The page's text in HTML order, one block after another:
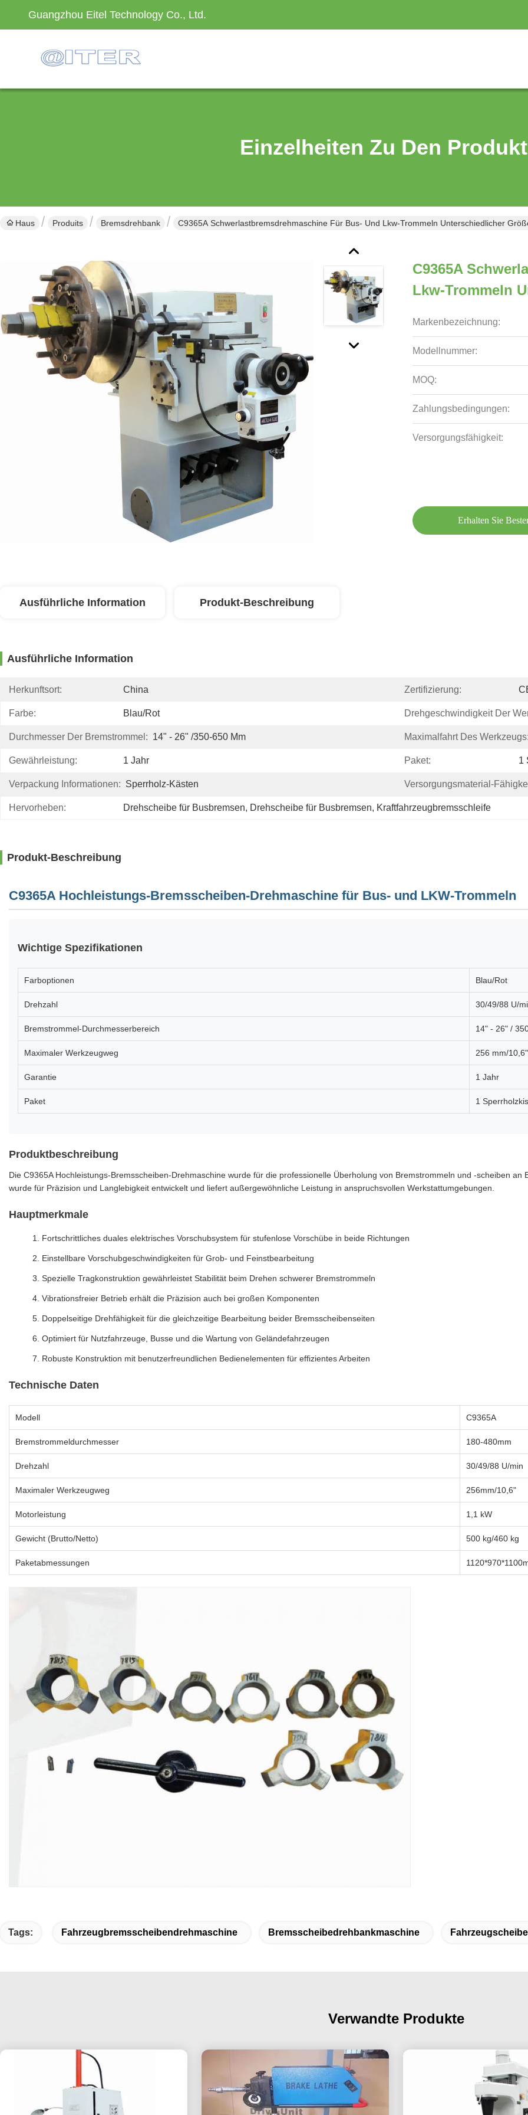
Guangzhou Eitel Technology Co., Ltd.
Einzelheiten Zu Den
Haus Produits Bremsdrehbank C9365A Schwerlastbremsdrehmaschine Für Bus- Und Lkw-Trommeln Unterschiedlicher
C9365A
Lkw-Trommeln
Markenbezeichnung:
Modellnummer:
MOQ:
Zahlungsbedingungen:
Versorgungsfähigkeit:
Erhalten Sie
Ausführliche Information Produkt-Beschreibung
Ausführliche Information
Herkunftsort: China Zertifizierung:
Farbe: Blau/rot Drehgeschwindigkeit Der
Durchmesser Der Bremstrommel: 14" - 26" /350-650 Mm Maximalfahrt Des
Gewährleistung: 1 Jahr Paket: 1
Verpackung Informationen: Sperrholz-Kästen Versorgungsmaterial-
Hervorheben: Drehscheibe für Busbremsen, Drehscheibe für Busbremsen, Kraftfahrzeugbremsschleife
Produkt-Beschreibung
C9365A Hochleistungs-Bremsscheiben-Drehmaschine für Bus- und LKW-Trommeln
Wichtige Spezifikationen
Farboptionen Blau/Rot
Drehzahl 30/49/88 U/
Bremstrommel-Durchmesserbereich 14" - 26" /
Maximaler Werkzeugweg 256 mm/10,6"
Garantie 1 Jahr
Paket 1
Produktbeschreibung
Die C9365A Hochleistungs-Bremsscheiben-Drehmaschine wurde für die professionelle Überholung von Bremstrommeln und -scheiben
wurde für Präzision und Langlebigkeit entwickelt und liefert außergewöhnliche Leistung in anspruchsvollen Werkstattumgebungen.
Hauptmerkmale
Fortschrittliches duales elektrisches Vorschubsystem für stufenlose Vorschübe in beide Richtungen
Einstellbare Vorschubgeschwindigkeiten für Grob- und Feinstbearbeitung
Spezielle Tragkonstruktion gewährleistet Stabilität beim Drehen schwerer Bremstrommeln
Vibrationsfreier Betrieb erhält die Präzision auch bei großen Komponenten
Doppelseitige Drehfähigkeit für die gleichzeitige Bearbeitung beider Bremsscheibenseiten
Optimiert für Nutzfahrzeuge, Busse und die Wartung von Geländefahrzeugen
Robuste Konstruktion mit benutzerfreundlichen Bedienelementen für effizientes Arbeiten
Technische Daten
Modell C9365A
Bremstrommeldurchmesser 180-480mm
Drehzahl 30/49/88 U/min
Maximaler Werkzeugweg 256mm/10,6"
Motorleistung 1,1 kW
Gewicht (Brutto/Netto) 500 kg/460 kg
Paketabmessungen
Tags: Fahrzeugbremsscheibendrehmaschine Bremsscheibedrehbankmaschine
Verwandte Produkte